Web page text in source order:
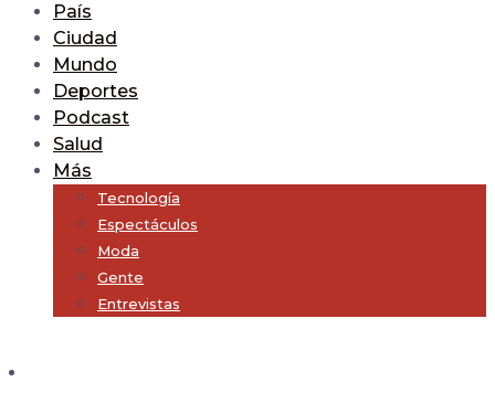
País
Ciudad
Mundo
Deportes
Podcast
Salud
Más
Tecnología
Espectáculos
Moda
Gente
Entrevistas